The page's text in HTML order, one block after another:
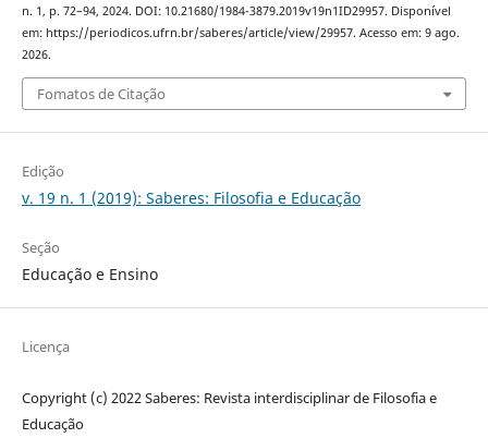
n. 1, p. 72–94, 2024. DOI: 10.21680/1984-3879.2019v19n1ID29957. Disponível
em: https://periodicos.ufrn.br/saberes/article/view/29957. Acesso em: 9 ago.
2026.
Fomatos de Citação
Edição
v. 19 n. 1 (2019): Saberes: Filosofia e Educação
Seção
Educação e Ensino
Licença
Copyright (c) 2022 Saberes: Revista interdisciplinar de Filosofia e
Educação